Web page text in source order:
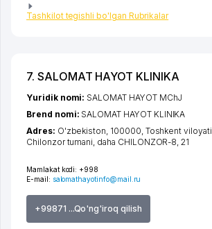
Tashkilot tegishli bo'lgan Rubrikalar
7. SALOMAT HAYOT KLINIKA
Mamlakat kodi: +998
E-mail: salomathayotinfo@mail.ru
+99871 ...Qo'ng'iroq qilish
Yuridik nomi: SALOMAT HAYOT MChJ
Brend nomi: SALOMAT HAYOT KLINIKA
Adres: O'zbekiston, 100000, Toshkent viloyati
Chilonzor tumani, daha CHILONZOR-8, 21